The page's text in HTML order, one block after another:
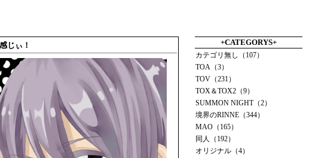
じぃ！ +CATEGORYS+
カテゴリ無し（107）
TOA（3）
TOV（231）
TOX＆TOX2（9）
SUMMON NIGHT（2）
境界のRINNE（344）
MAO（165）
同人（192）
オリジナル（4）